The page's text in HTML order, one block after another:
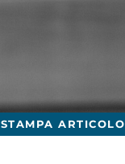
STAMPA ARTICOLO